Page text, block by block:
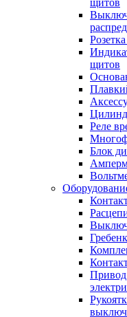
щитов
щитов
Реле
Блок
Привод